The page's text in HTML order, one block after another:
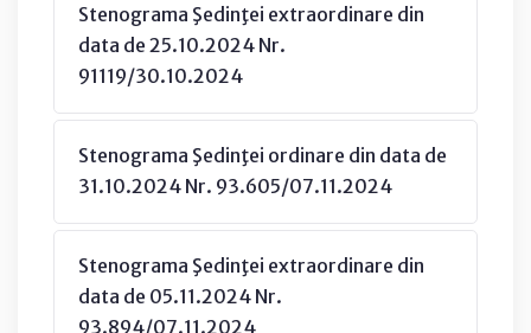
Stenograma Şedinţei extraordinare din
data de 25.10.2024 Nr.
91119/30.10.2024
Stenograma Şedinţei ordinare din data de
31.10.2024 Nr. 93.605/07.11.2024
Stenograma Şedinţei extraordinare din
data de 05.11.2024 Nr.
93.894/07.11.2024